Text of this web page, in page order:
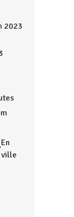
2023
En
ville